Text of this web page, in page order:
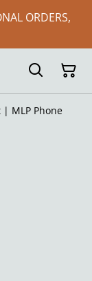
ORDERS,
MLP Phone